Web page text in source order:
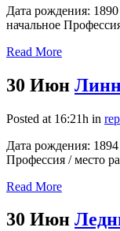
Дата рождения:
начальное
Read More
30 Июн
Posted at 16:21h in
Дата рождения:
Профессия / место
Read More
30 Июн